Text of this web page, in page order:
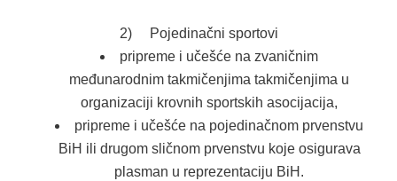
2) Pojedinačni sportovi
pripreme i učešće na zvaničnim
međunarodnim takmičenjima takmičenjima u
organizaciji krovnih sportskih asocijacija,
pripreme i učešće na pojedinačnom prvenstvu
BiH ili drugom sličnom prvenstvu koje osigurava
plasman u reprezentaciju BiH.